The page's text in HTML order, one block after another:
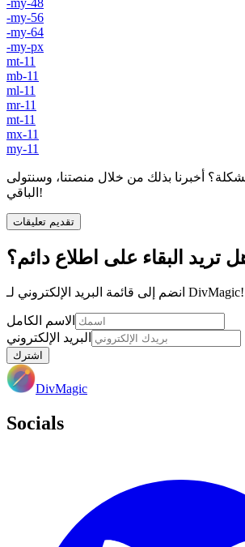
-my-56
-my-64
-my-px
mt-11
mb-11
ml-11
mr-11
mt-11
mx-11
my-11
أخبرنا بذلك من خلال منصتنا، وسنتولى
الباقي!
تقديم تعليقات
تريد البقاء على اطلاع دائم؟
انضم إلى قائمة البريد الإلكتروني لـ DivMagic!
الاسم الكامل
البريد الإلكتروني
اشترك
DivMagic
Socials